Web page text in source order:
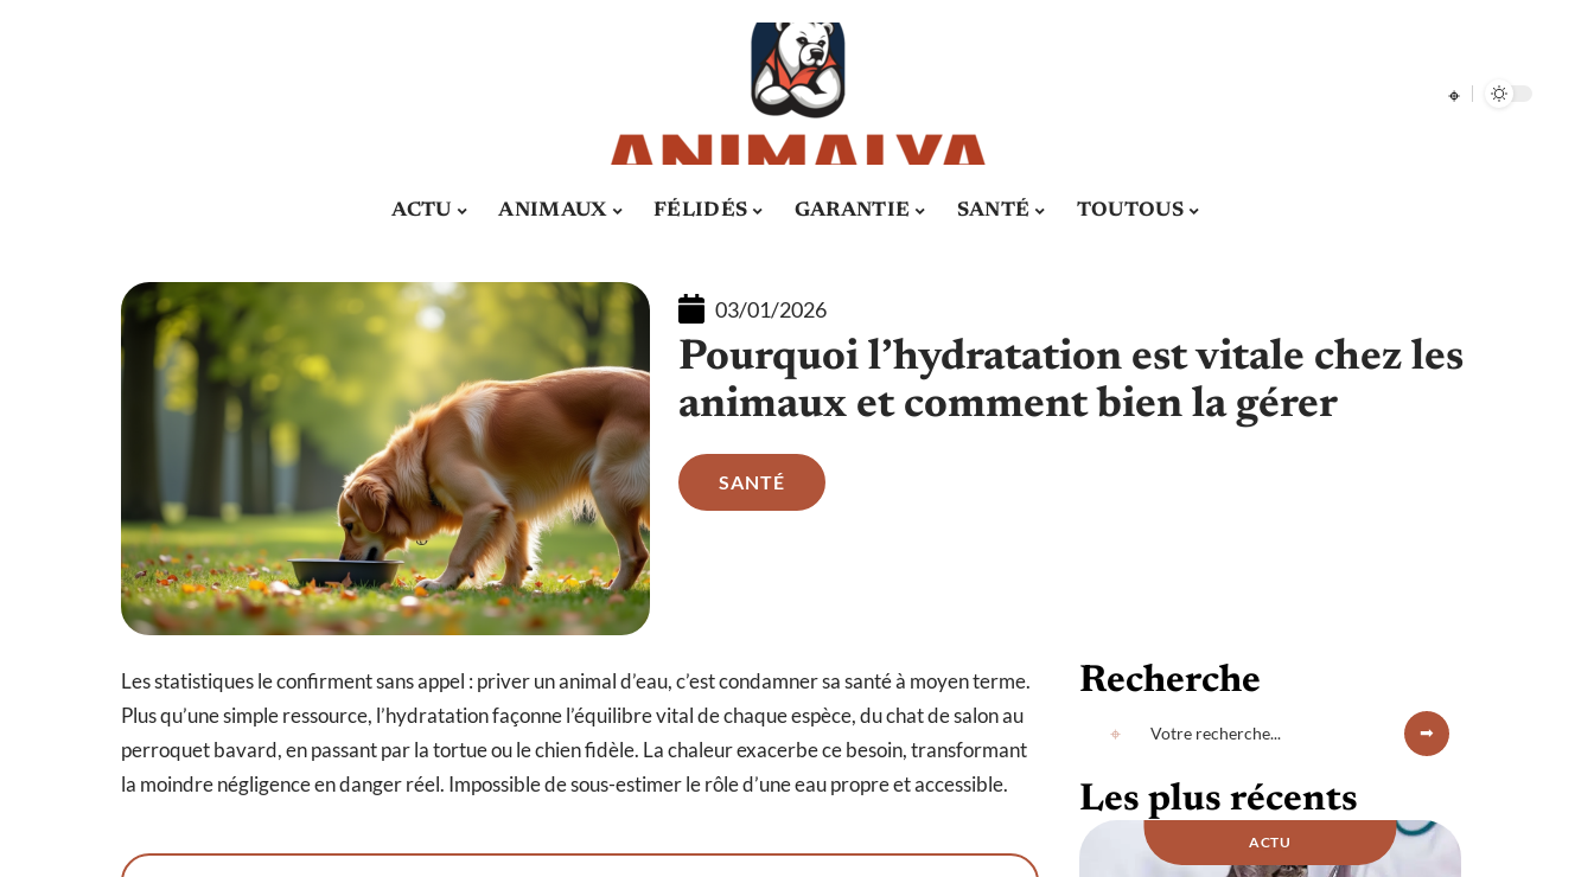
ACTU ANIMAUX FÉLIDÉS GARANTIE SANTÉ TOUTOUS
03/01/2026
Pourquoi l’hydratation est vitale chez les
animaux et comment bien la gérer
SANTÉ
Les statistiques le confirment sans appel : priver un animal d’eau, c’est condamner sa santé à moyen terme.
Plus qu’une simple ressource, l’hydratation façonne l’équilibre vital de chaque espèce, du chat de salon au
perroquet bavard, en passant par la tortue ou le chien fidèle. La chaleur exacerbe ce besoin, transformant
la moindre négligence en danger réel. Impossible de sous-estimer le rôle d’une eau propre et accessible.
Recherche
Les plus récents
ACTU